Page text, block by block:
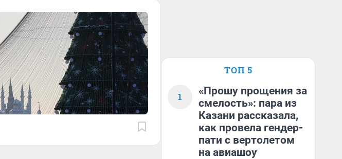
ТОП 5
1
«Прошу прощения за
смелость»: пара из
Казани рассказала,
как провела гендер-
пати с вертолетом
на авиашоу